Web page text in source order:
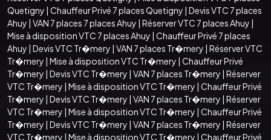
Quetigny | Chauffeur Privé 7 places Quetigny | Devis VTC 7 places
Ahuy | VAN 7 places 7 places Ahuy | Réserver VTC 7 places Ahuy |
Mise à disposition VTC 7 places Ahuy | Chauffeur Privé 7 places
Ahuy | Devis VTC Tr�mery | VAN 7 places Tr�mery | Réserver VTC
Tr�mery | Mise à disposition VTC Tr�mery | Chauffeur Privé
Tr�mery | Devis VTC Tr�mery | VAN 7 places Tr�mery | Réserver
VTC Tr�mery | Mise à disposition VTC Tr�mery | Chauffeur Privé
Tr�mery | Devis VTC Tr�mery | VAN 7 places Tr�mery | Réserver
VTC Tr�mery | Mise à disposition VTC Tr�mery | Chauffeur Privé
Tr�mery | Devis VTC Tr�mery | VAN 7 places Tr�mery | Réserver
VTC Tr�mery | Mise à disposition VTC Tr�mery | Chauffeur Privé